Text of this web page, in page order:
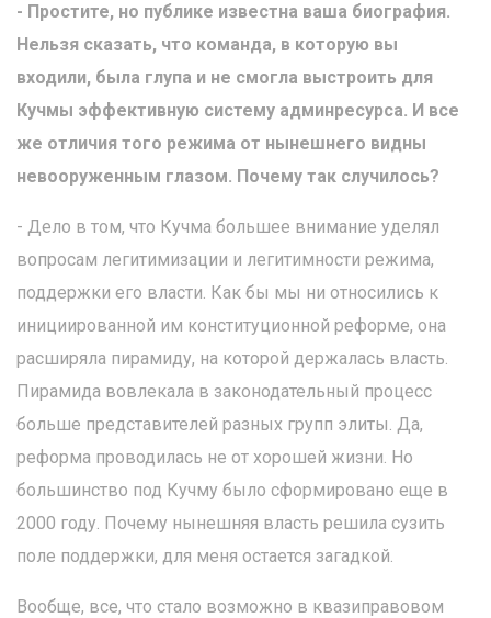
- Простите, но публике известна ваша биография.
Нельзя сказать, что команда, в которую вы
входили, была глупа и не смогла выстроить для
Кучмы эффективную систему админресурса. И все
же отличия того режима от нынешнего видны
невооруженным глазом. Почему так случилось?
- Дело в том, что Кучма большее внимание уделял
вопросам легитимизации и легитимности режима,
поддержки его власти. Как бы мы ни относились к
инициированной им конституционной реформе, она
расширяла пирамиду, на которой держалась власть.
Пирамида вовлекала в законодательный процесс
больше представителей разных групп элиты. Да,
реформа проводилась не от хорошей жизни. Но
большинство под Кучму было сформировано еще в
2000 году. Почему нынешняя власть решила сузить
поле поддержки, для меня остается загадкой.
Вообще, все, что стало возможно в квазиправовом